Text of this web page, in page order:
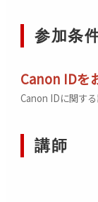
11：30 出発
↓
撮影 駅周
食
13：06 出発
13：19 到着
撮影 駅周
参加条
Canon IDを
Canon IDに関す
講師